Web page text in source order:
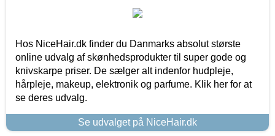
Hos NiceHair.dk finder du Danmarks absolut største
online udvalg af skønhedsprodukter til super gode og
knivskarpe priser. De sælger alt indenfor hudpleje,
hårpleje, makeup, elektronik og parfume. Klik her for at
se deres udvalg.
Se udvalget på NiceHair.dk